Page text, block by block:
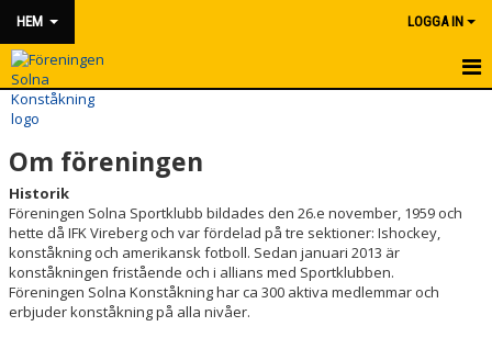
HEM LOGGA IN
HEM
NYHETER
OM FÖRENINGEN
STYRELSE
VÄRDEGRUND
Om föreningen
Historik
Föreningen Solna Sportklubb bildades den 26.e november, 1959 och
hette då IFK Vireberg och var fördelad på tre sektioner: Ishockey,
konståkning och amerikansk fotboll. Sedan januari 2013 är
konståkningen fristående och i allians med Sportklubben.
Föreningen Solna Konståkning har ca 300 aktiva medlemmar och
erbjuder konståkning på alla nivåer.